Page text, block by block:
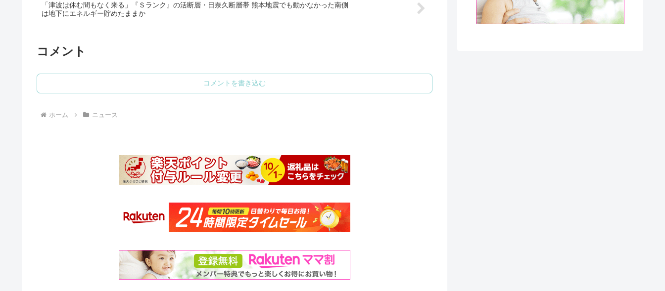
「津波は休む間もなく来る」『Ｓランク』の活断層・日奈久断層帯 熊本地震でも動かなかった南側
は地下にエネルギー貯めたままか
コメント
コメントを書き込む
ホーム ニュース